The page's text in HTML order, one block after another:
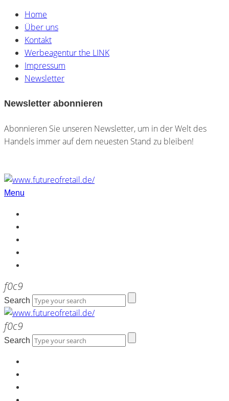
Home
Über uns
Kontakt
Werbeagentur the LINK
Impressum
Newsletter
Newsletter abonnieren
Abonnieren Sie unseren Newsletter, um in der Welt des
Handels immer auf dem neuesten Stand zu bleiben!
Menu
Search
Search